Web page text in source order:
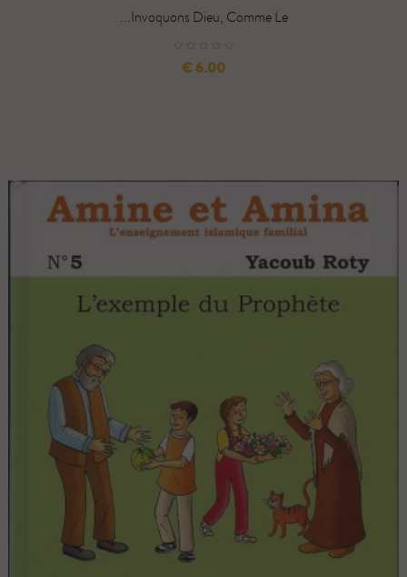
Invoquons Dieu, Comme Le...
السعر
6.00 €